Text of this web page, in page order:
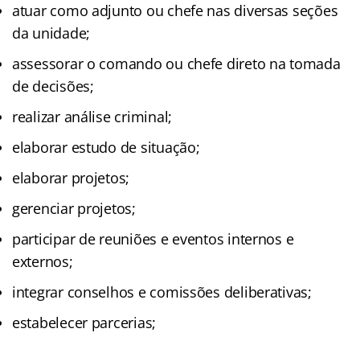
atuar como adjunto ou chefe nas diversas seções
da unidade;
assessorar o comando ou chefe direto na tomada
de decisões;
realizar análise criminal;
elaborar estudo de situação;
elaborar projetos;
gerenciar projetos;
participar de reuniões e eventos internos e
externos;
integrar conselhos e comissões deliberativas;
estabelecer parcerias;